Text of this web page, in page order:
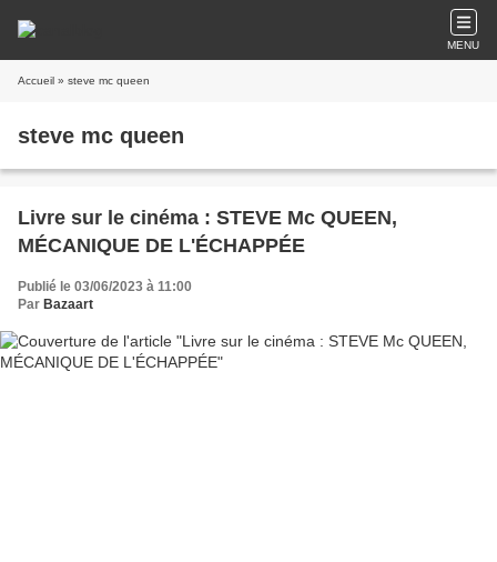
MENU
Accueil » steve mc queen
steve mc queen
Livre sur le cinéma : STEVE Mc QUEEN,
MÉCANIQUE DE L'ÉCHAPPÉE
Publié le 03/06/2023 à 11:00
Par Bazaart